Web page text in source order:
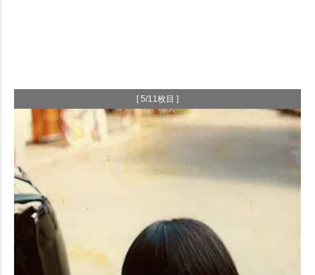
[ 5/11枚目 ]